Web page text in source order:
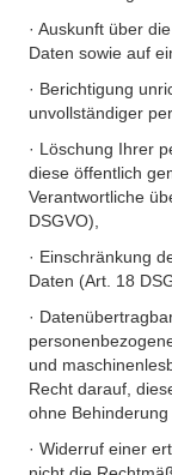
· Auskunft über
Daten sowie auf
· Berichtigung
unvollständiger
· Löschung Ihrer
diese öffentlich
Verantwortliche
DSGVO),
· Einschränkung
Daten (Art. 18
·
und
Recht darauf,
ohne
· Widerruf einer